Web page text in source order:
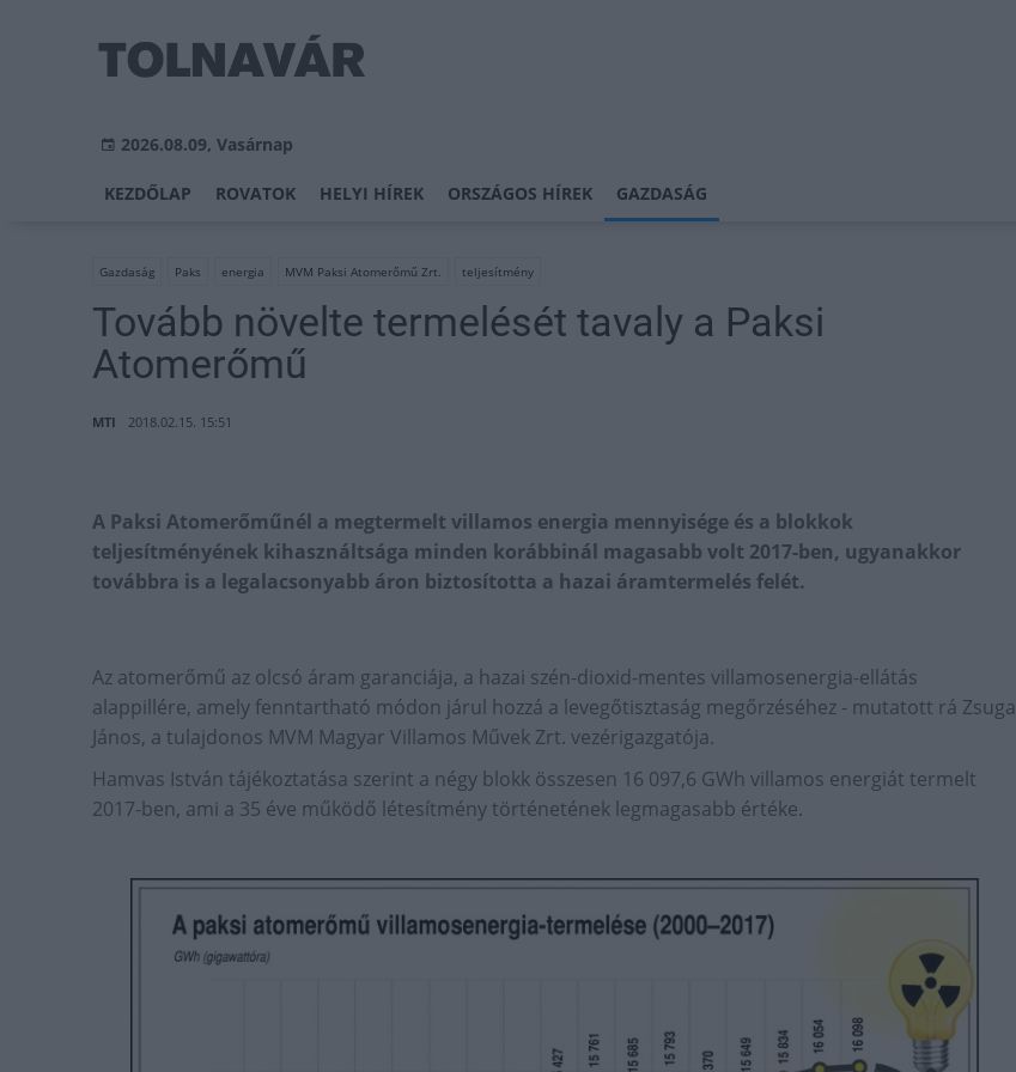
2026.08.09, Vasárnap
KEZDŐLAP ROVATOK HELYI HÍREK ORSZÁGOS HÍREK GAZDASÁG
Gazdaság Paks energia MVM Paksi Atomerőmű Zrt. teljesítmény
Tovább növelte termelését tavaly a Paksi
Atomerőmű
MTI 2018.02.15. 15:51
A Paksi Atomerőműnél a megtermelt villamos energia mennyisége és a blokkok
teljesítményének kihasználtsága minden korábbinál magasabb volt 2017-ben, ugyanakkor
továbbra is a legalacsonyabb áron biztosította a hazai áramtermelés felét.
Az atomerőmű az olcsó áram garanciája, a hazai szén-dioxid-mentes villamosenergia-ellátás
alappillére, amely fenntartható módon járul hozzá a levegőtisztaság megőrzéséhez - mutatott rá Zsuga
János, a tulajdonos MVM Magyar Villamos Művek Zrt. vezérigazgatója.
Hamvas István tájékoztatása szerint a négy blokk összesen 16 097,6 GWh villamos energiát termelt
2017-ben, ami a 35 éve működő létesítmény történetének legmagasabb értéke.